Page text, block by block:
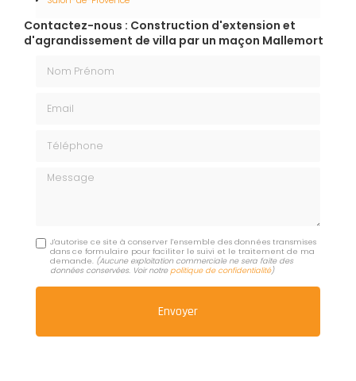
Contactez-nous : Construction d'extension et
d'agrandissement de villa par un maçon Mallemort
Message
J'autorise ce site à conserver l'ensemble des données transmises
dans ce formulaire pour faciliter le suivi et le traitement de ma
demande. (Aucune exploitation commerciale ne sera faite des
données conservées. Voir notrepolitique de confidentialité)